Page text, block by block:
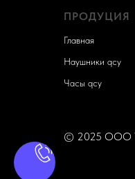
ПРОДУЦИЯ
Главная
Наушники qcy
Часы qcy
© 2025 ООО